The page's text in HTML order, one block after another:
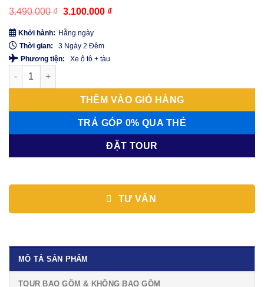
3.490.000₫ Giá
là:
3.490.000 ₫.
3.100.000 ₫Giá
Khởi hành: Hằng ngày
Thời gian:
3 Ngày 2 Đêm
Phương tiện:
Xe ô tô + tàu
NHA TRANG –VINPEARL VỊNH NHA TRANG -CITY TOUR, TẮM
THÊM VÀO GIỎ HÀNG
TRẢ GÓP 0% QUA THẺ
ĐẶT TOUR
TƯ VẤN
MÔ TẢ SẢN PHẨM
TOUR BAO GỒM & KHÔNG BAO GỒM